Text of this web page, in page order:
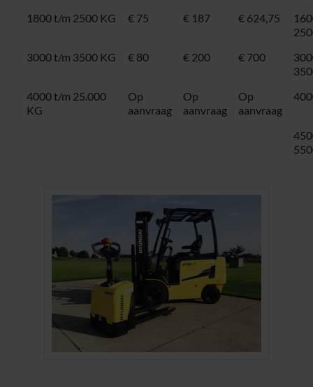
1800 t/m 2500 KG
€ 75 € 187 € 624,75
3000 t/m 3500 KG
€ 80 € 200 € 700
4000 t/m 25.000
KG
Op
aanvraag
Op
aanvraag
Op
aanvraag